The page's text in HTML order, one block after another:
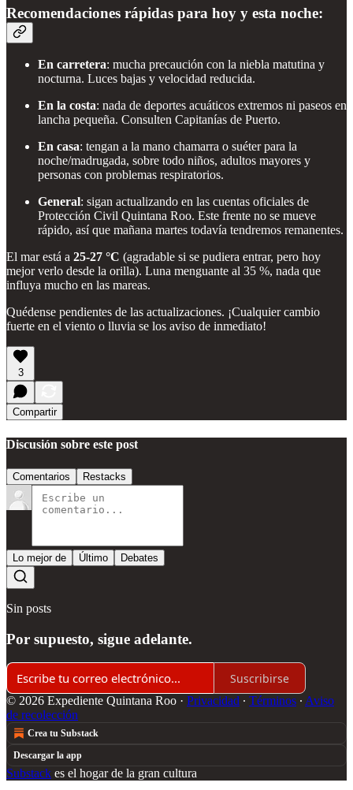
Recomendaciones rápidas para hoy y esta noche:
En carretera: mucha precaución con la niebla matutina y
nocturna. Luces bajas y velocidad reducida.
En la costa: nada de deportes acuáticos extremos ni paseos en
lancha pequeña. Consulten Capitanías de Puerto.
En casa: tengan a la mano chamarra o suéter para la
noche/madrugada, sobre todo niños, adultos mayores y
personas con problemas respiratorios.
General: sigan actualizando en las cuentas oficiales de
Protección Civil Quintana Roo. Este frente no se mueve
rápido, así que mañana martes todavía tendremos remanentes.
El mar está a 25-27 °C (agradable si se pudiera entrar, pero hoy
mejor verlo desde la orilla). Luna menguante al 35 %, nada que
influya mucho en las mareas.
Quédense pendientes de las actualizaciones. ¡Cualquier cambio
fuerte en el viento o lluvia se los aviso de inmediato!
3
Compartir
Discusión sobre este post
Comentarios Restacks
Lo mejor de Último Debates
Sin posts
Por supuesto, sigue adelante.
Suscribirse
© 2026 Expediente Quintana Roo · Privacidad ∙ Términos ∙ Aviso
de recolección
Crea tu Substack
Descargar la app
Substack es el hogar de la gran cultura